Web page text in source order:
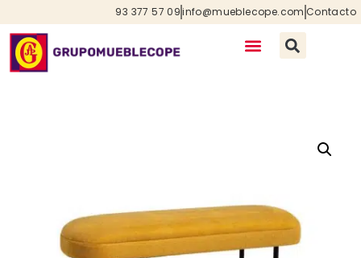
93 377 57 09info@mueblecope.com Contacto